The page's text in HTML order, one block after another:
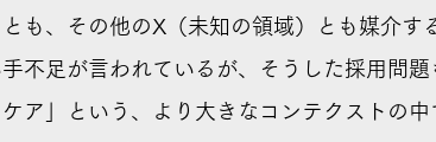
も、その他のX（未知の領域）とも媒介す
不足が言われているが、そうした採用問
ア」という、より大きなコンテクストの中